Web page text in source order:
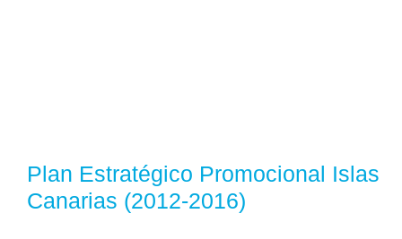
Plan Estratégico Promocional Islas
Canarias (2012-2016)